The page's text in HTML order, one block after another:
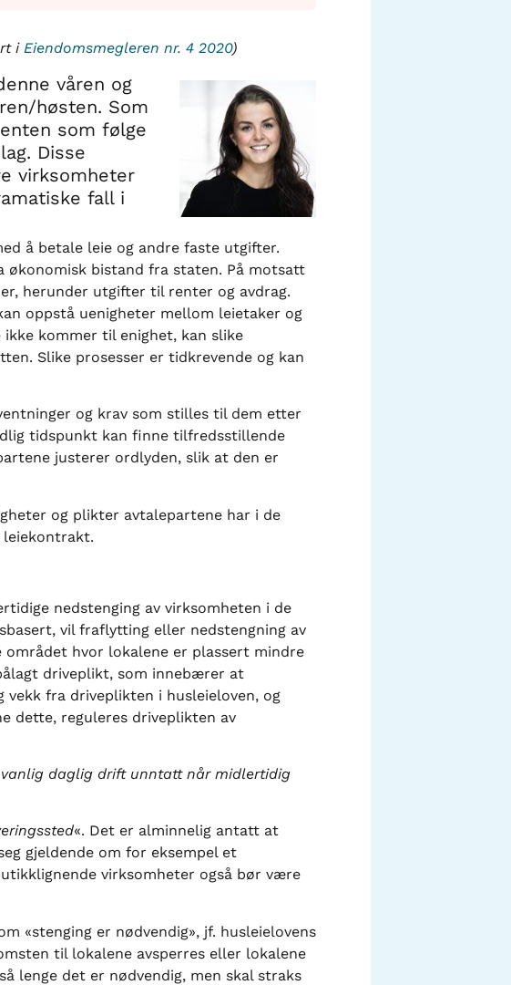
i Eiendomsmegleren nr. 4 2020)
våren og
høsten. Som
som følge
Disse
virksomheter
fall i
å betale leie og andre faste utgifter.
bistand fra staten. På motsatt
herunder utgifter til renter og avdrag.
oppstå uenigheter mellom leietaker og
kommer til enighet, kan slike
Slike prosesser er tidkrevende og kan
og krav som stilles til dem etter
tidspunkt kan finne tilfredsstillende
justerer ordlyden, slik at den er
og plikter avtalepartene har i de
leiekontrakt.
nedstenging av virksomheten i de
vil fraflytting eller nedstengning av
hvor lokalene er plassert mindre
driveplikt, som innebærer at
fra driveplikten i husleieloven, og
dette, reguleres driveplikten av
daglig drift unntatt når midlertidig
«. Det er alminnelig antatt at
gjeldende om for eksempel et
virksomheter også bør være
«stenging er nødvendig», jf. husleielovens
til lokalene avsperres eller lokalene
lenge det er nødvendig, men skal straks